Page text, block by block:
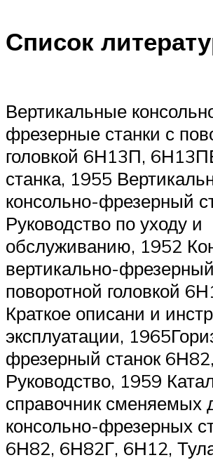
Список
Вертикальные
фрезерные станки с
головкой 6Н13П,
станка, 1955
консольно-фрезерный
Руководство по уходу и
обслуживанию, 1952
вертикально-
поворотной головкой
Краткое описани и
эксплуатации,
фрезерный станок
Руководство, 1959
справочник сменяемых
консольно-фрезерных
6Н82, 6Н82Г, 6Н12,